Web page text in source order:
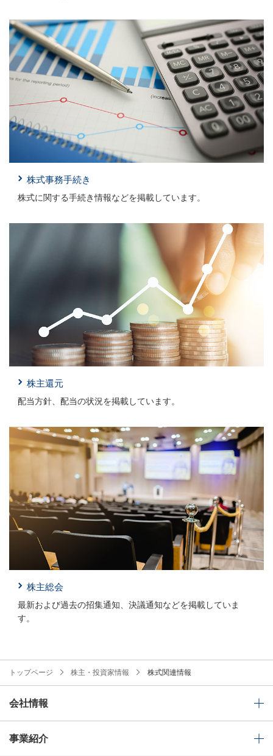
株式事務手続き
株式に関する手続き情報などを掲載しています。
株主還元
配当方針、配当の状況を掲載しています。
株主総会
最新および過去の招集通知、決議通知などを掲載していま
す。
トップページ 株主・投資家情報 株式関連情報
会社情報
事業紹介